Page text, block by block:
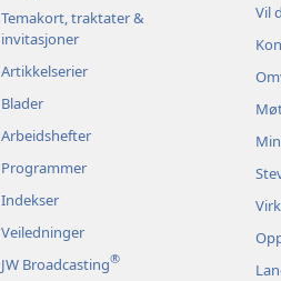
Temakort, traktater &
invitasjoner
Artikkelserier
Blader
Arbeidshefter
Programmer
Indekser
Veiledninger
JW Broadcasting®
Vil